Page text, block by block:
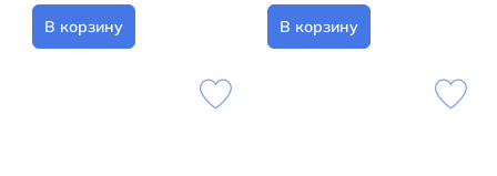
В корзину В корзину